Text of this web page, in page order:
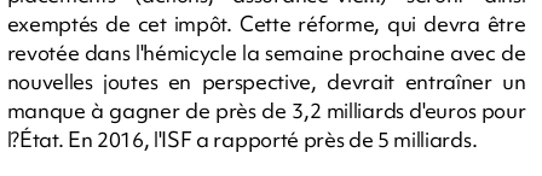
exemptés de cet impôt. Cette réforme, qui devra être
revotée dans l'hémicycle la semaine prochaine avec de
nouvelles joutes en perspective, devrait entraîner un
manque à gagner de près de 3,2 milliards d'euros pour
l?État. En 2016, l'ISF a rapporté près de 5 milliards.